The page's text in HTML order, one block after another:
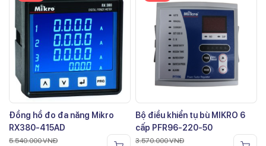
Đồng hồ đo đa năng Mikro
RX380-415AD
5.540.000VNĐ
Bộ điều khiển tụ bù MIKRO 6
cấp PFR96-220-50
3.570.000VNĐ